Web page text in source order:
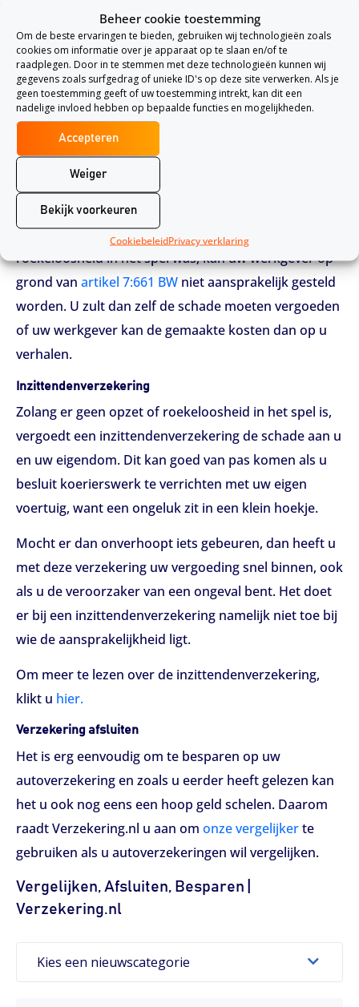
Beheer cookie toestemming
Om de beste ervaringen te bieden, gebruiken wij technologieën zoals
cookies om informatie over je apparaat op te slaan en/of te
raadplegen. Door in te stemmen met deze technologieën kunnen wij
gegevens zoals surfgedrag of unieke ID's op deze site verwerken. Als je
geen toestemming geeft of uw toestemming intrekt, kan dit een
nadelige invloed hebben op bepaalde functies en mogelijkheden.
Accepteren
Weiger
Bekijk voorkeuren
CookiebeleidPrivacy verklaring
iemand die zich bewust is van de mogelijke gevolgen
die een risicovolle gedraging zich meebrengt, maar
toch overgaat tot dit gedrag.
Dit wil niet persé zeggen dat een medewerker zich
risicovol gedraagt, als hij er niet voor zorgt dat
bepaalde risico’s zijn uitgesloten. Deze gedragingen
vallen vaak onder de noemers “onachtzaamheid” of
“aanmerkelijk onoplettend”.
Als uw werkgever kan aantonen dat er opzet of
roekeloosheid in het spel was, kan uw werkgever op
grond van artikel 7:661 BW niet aansprakelijk gesteld
worden. U zult dan zelf de schade moeten vergoeden
of uw werkgever kan de gemaakte kosten dan op u
verhalen.
Inzittendenverzekering
Zolang er geen opzet of roekeloosheid in het spel is,
vergoedt een inzittendenverzekering de schade aan u
en uw eigendom. Dit kan goed van pas komen als u
besluit koerierswerk te verrichten met uw eigen
voertuig, want een ongeluk zit in een klein hoekje.
Mocht er dan onverhoopt iets gebeuren, dan heeft u
met deze verzekering uw vergoeding snel binnen, ook
als u de veroorzaker van een ongeval bent. Het doet
er bij een inzittendenverzekering namelijk niet toe bij
wie de aansprakelijkheid ligt.
Om meer te lezen over de inzittendenverzekering,
klikt u hier.
Verzekering afsluiten
Het is erg eenvoudig om te besparen op uw
autoverzekering en zoals u eerder heeft gelezen kan
het u ook nog eens een hoop geld schelen. Daarom
raadt Verzekering.nl u aan om onze vergelijkerte
gebruiken als u autoverzekeringen wil vergelijken.
Vergelijken, Afsluiten, Besparen |
Verzekering.nl
Kies een nieuwscategorie